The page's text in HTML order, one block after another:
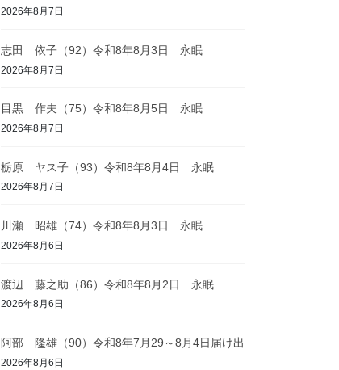
2026年8月7日
志田 依子（92）令和8年8月3日 永眠
2026年8月7日
目黒 作夫（75）令和8年8月5日 永眠
2026年8月7日
栃原 ヤス子（93）令和8年8月4日 永眠
2026年8月7日
川瀬 昭雄（74）令和8年8月3日 永眠
2026年8月6日
渡辺 藤之助（86）令和8年8月2日 永眠
2026年8月6日
阿部 隆雄（90）令和8年7月29～8月4日届け出
2026年8月6日